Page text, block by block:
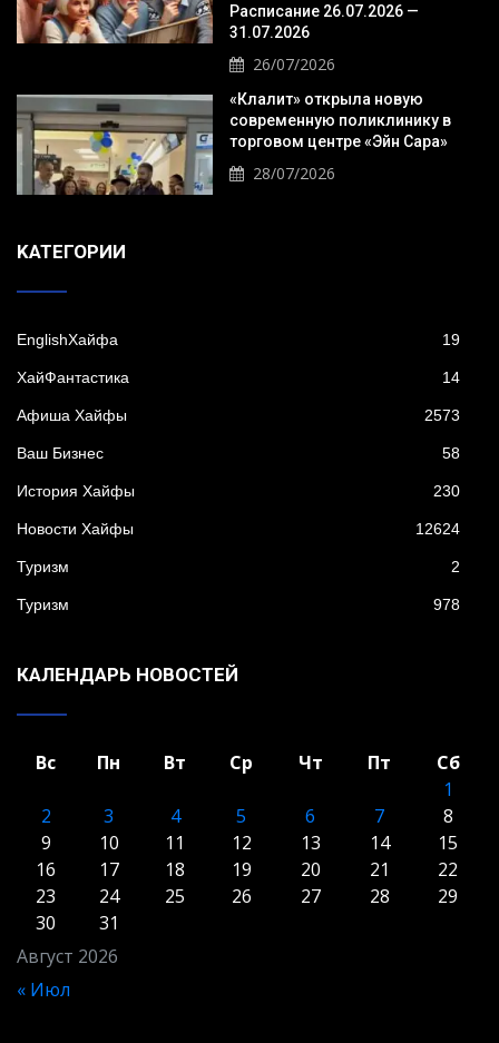
Расписание 26.07.2026 —
31.07.2026
26/07/2026
«Клалит» открыла новую
современную поликлинику в
торговом центре «Эйн Сара»
28/07/2026
KАТЕГОРИИ
EnglishХайфа 19
XайФантастика 14
Афиша Хайфы 2573
Ваш Бизнес 58
История Хайфы 230
Новости Хайфы 12624
Туризм 2
Туризм 978
КАЛЕНДАРЬ НОВОСТЕЙ
Август 2026
Вс Пн Вт Ср Чт Пт
Сб
1
2
3 4 5 6 7
8
9
10 11 12 13 14
15
16
17 18 19 20 21
22
23
24 25 26 27 28
29
30
31
« Июл